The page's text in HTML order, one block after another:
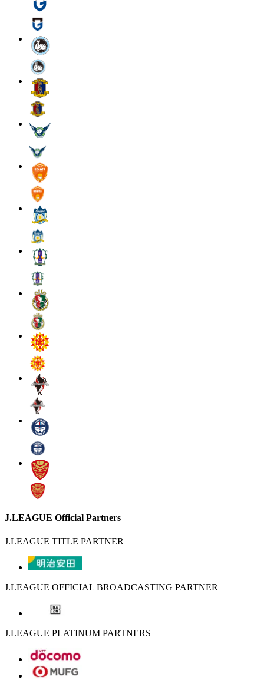
J.LEAGUE Official Partners
J.LEAGUE TITLE PARTNER
J.LEAGUE OFFICIAL BROADCASTING PARTNER
J.LEAGUE PLATINUM PARTNERS